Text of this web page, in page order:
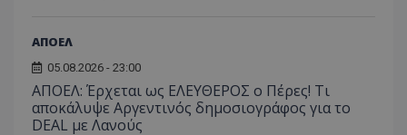
ΑΠΟΕΛ
05.08.2026 - 23:00
ΑΠΟΕΛ: Έρχεται ως ΕΛΕΥΘΕΡΟΣ ο Πέρες! Τι
αποκάλυψε Αργεντινός δημοσιογράφος για το
DEAL με Λανούς